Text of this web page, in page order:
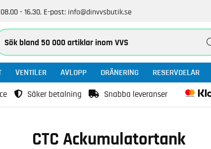
- 16.30. E-post: info@dinvvsbutik.se
VENTILER AVLOPP DRÄNERING RESERVDELAR
Säker betalning Snabba leveranser
CTC Ackumulatortank